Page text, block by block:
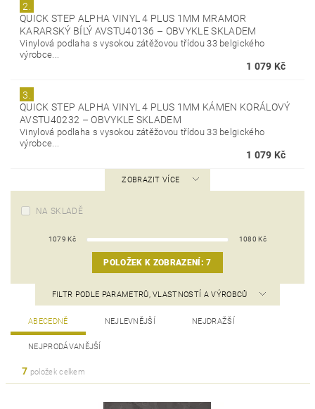
2.
QUICK STEP ALPHA VINYL 4 PLUS 1MM MRAMOR
KARARSKÝ BÍLÝ AVSTU40136 – OBVYKLE SKLADEM
Vinylová podlaha s vysokou zátěžovou třídou 33 belgického
výrobce...
1 079 Kč
3.
QUICK STEP ALPHA VINYL 4 PLUS 1MM KÁMEN KORÁLOVÝ
AVSTU40232 –OBVYKLE SKLADEM
Vinylová podlaha s vysokou zátěžovou třídou 33 belgického
výrobce...
1 079 Kč
ZOBRAZIT VÍCE
NA SKLADĚ
1079 Kč 1080 Kč
POLOŽEK K ZOBRAZENÍ:7
FILTR PODLE PARAMETRŮ, VLASTNOSTÍ A VÝROBCŮ
ABECEDNĚ NEJLEVNĚJŠÍ NEJDRAŽŠÍ
NEJPRODÁVANĚJŠÍ
7 položek celkem